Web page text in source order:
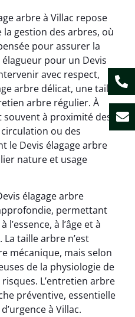
arbre à Villac repose
gestion des arbres, où
pour assurer la
pour un Devis
avec respect,
arbre délicat, une taille
arbre régulier. À
à proximité des
ou des
le Devis élagage arbre
nature et usage
élagage arbre
permettant
l’essence, à l’âge et à
La taille arbre n’est
mécanique, mais selon
de la physiologie de
L’entretien arbre
préventive, essentielle
à Villac.